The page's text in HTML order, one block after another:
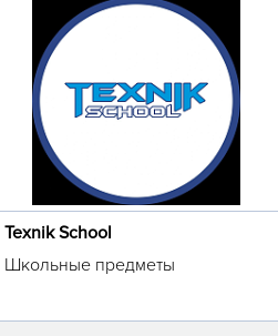
Texnik School
Школьные предметы